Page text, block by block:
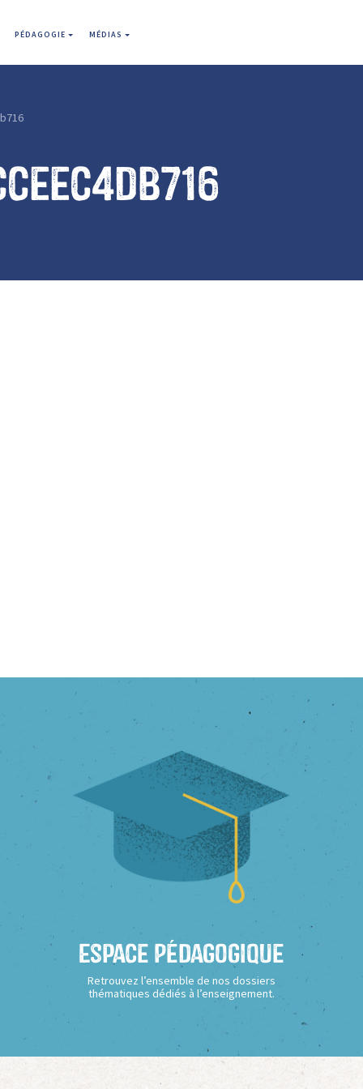
PÉDAGOGIE MÉDIAS
Espace Pédagogique
Retrouvez l’ensemble de nos dossiers
thématiques dédiés à l’enseignement.